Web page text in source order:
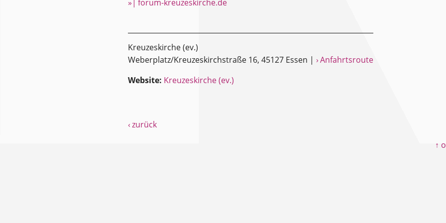
»| forum-kreuzeskirche.de
Kreuzeskirche (ev.)
Weberplatz/Kreuzeskirchstraße 16, 45127 Essen | › Anfahrtsroute
Website: Kreuzeskirche (ev.)
‹ zurück
↑